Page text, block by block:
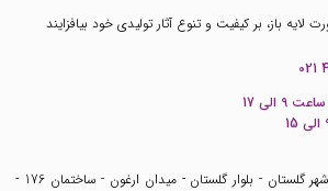
لایه باز، بر کیفیت و تنوع آثار تولیدی خود بیافزایند
021
الی 17
تهران - شهر گلستان - بلوار گلستان - میدان ارغون - ساختمان 176 -